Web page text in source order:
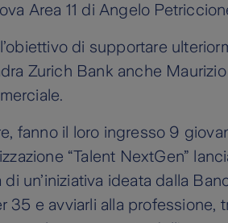
Area 11 di Angelo
di supportare
Zurich Bank anche
fanno il loro ingresso 9
“Talent NextGen”
di un’iniziativa ideata dalla
35 e avviarli alla professione,